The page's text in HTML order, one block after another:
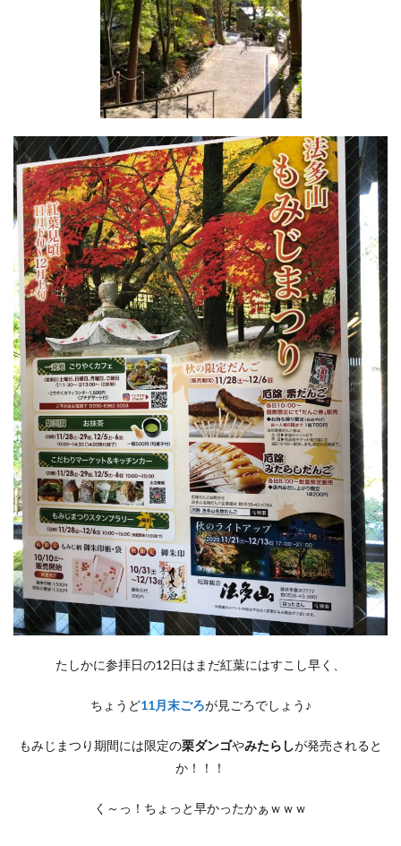
たしかに参拝日の12日はまだ紅葉にはすこし早く、
ちょうど11月末ごろが見ごろでしょう♪
もみじまつり期間には限定の栗ダンゴやみたらしが発売されると
か！！！
く～っ！ちょっと早かったかぁｗｗｗ